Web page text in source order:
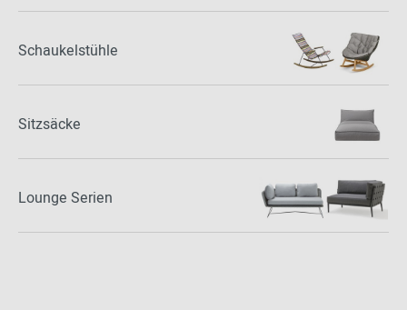
Schaukelstühle
Sitzsäcke
Lounge Serien